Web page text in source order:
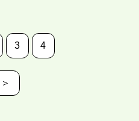
3 4
＞